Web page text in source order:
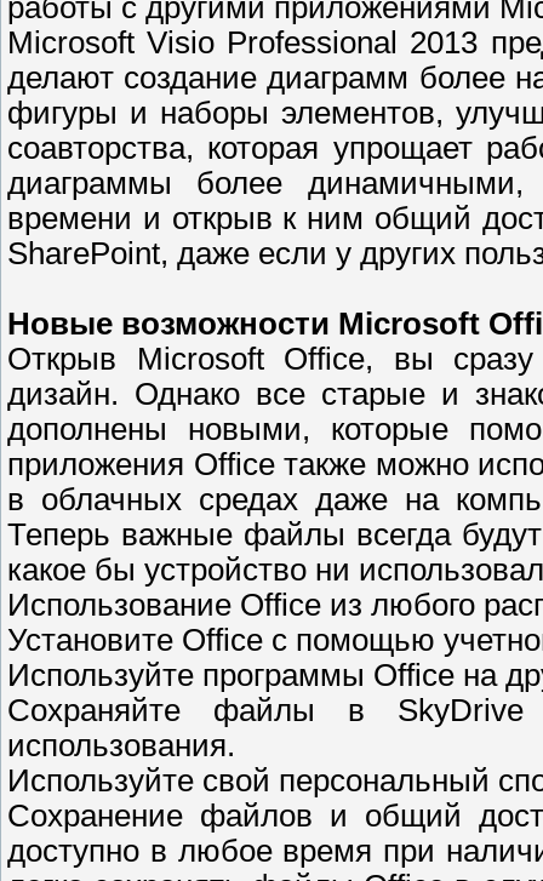
работы с другими приложениями
Microsoft Visio Professional 2013
делают создание диаграмм более
фигуры и наборы элементов,
соавторства, которая упрощает
диаграммы более
времени и открыв к ним общий
SharePoint, даже если у других
Новые возможности Microsoft
Открыв Microsoft Office, вы
дизайн. Однако все старые и
дополнены новыми, которые
приложения Office также можно
в облачных средах даже на
Теперь важные файлы всегда
какое бы устройство ни
Использование Office из любого
Установите Office с помощью
Используйте программы Office на
Сохраняйте файлы в SkyDrive
использования.
Используйте свой персональный
Сохранение файлов и общий
доступно в любое время при